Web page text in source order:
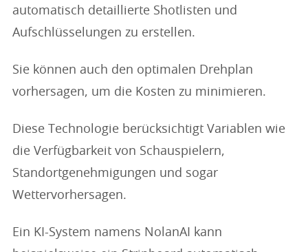
automatisch detaillierte Shotlisten und
Aufschlüsselungen zu erstellen.
Sie können auch den optimalen Drehplan
vorhersagen, um die Kosten zu minimieren.
Diese Technologie berücksichtigt Variablen wie
die Verfügbarkeit von Schauspielern,
Standortgenehmigungen und sogar
Wettervorhersagen.
Ein KI-System namens NolanAI kann